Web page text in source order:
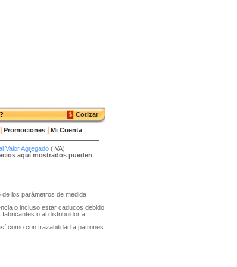
Cotizar
Promociones Mi Cuenta
Valor Agregado (IVA).
aquí mostrados pueden
los parámetros de medida
o incluso estar caducos debido
fabricantes o al distribuidor a
como con trazabilidad a patrones